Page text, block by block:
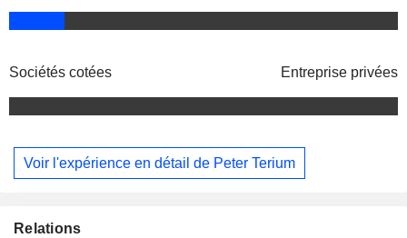
Sociétés cotées Entreprise privées
Voir l'expérience en détail de Peter Terium
Relations